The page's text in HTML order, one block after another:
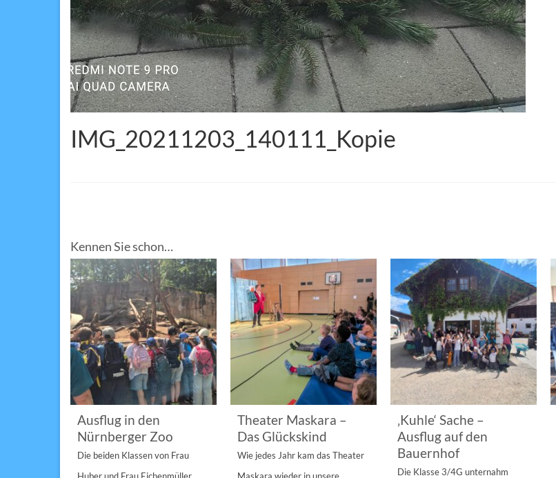
IMG_20211203_140111_Kopie
Kennen Sie schon…
Ausflug in den
Nürnberger Zoo
Die beiden Klassen von Frau
Theater Maskara –
Das Glückskind
Wie jedes Jahr kam das Theater
‚Kuhle‘ Sache –
Ausflug auf den
Bauernhof
Die Klasse 3/4G unternahm